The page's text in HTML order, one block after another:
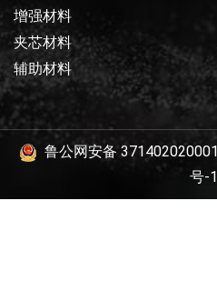
增强材料
夹芯材料
辅助材料
鲁公网安备
号-1